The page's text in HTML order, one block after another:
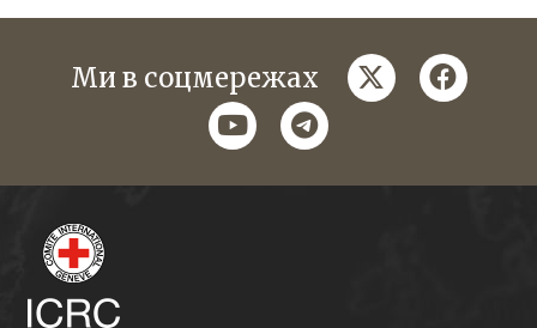
Ми в соцмережах twitter
youtubetelegram